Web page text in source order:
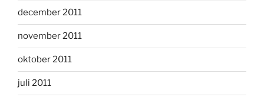
december 2011
november 2011
oktober 2011
juli 2011